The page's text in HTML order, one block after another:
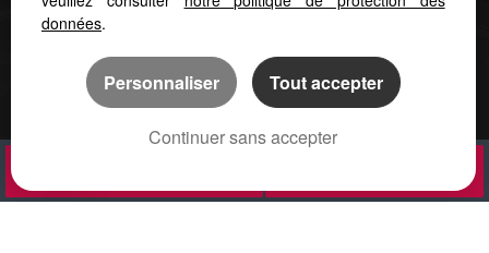
données.
Personnaliser Tout accepter
Continuer sans accepter